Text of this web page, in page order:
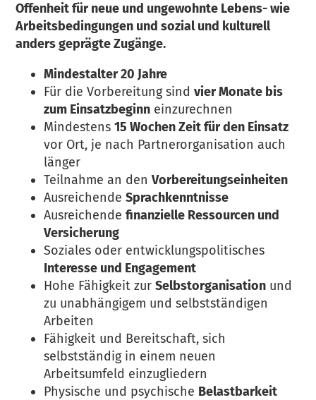
Offenheit für neue und ungewohnte Lebens- wie
Arbeitsbedingungen und sozial und kulturell
anders geprägte Zugänge.
Mindestalter 20 Jahre
Für die Vorbereitung sindvier Monate bis
zum Einsatzbeginn einzurechnen
Mindestens15 Wochen Zeit für den Einsatz
vor Ort, je nach Partnerorganisation auch
länger
Teilnahme an denVorbereitungseinheiten
AusreichendeSprachkenntnisse
Ausreichendefinanzielle Ressourcen und
Versicherung
Soziales oder entwicklungspolitisches
Interesse und Engagement
Hohe Fähigkeit zurSelbstorganisation und
zu unabhängigem und selbstständigen
Arbeiten
Fähigkeit und Bereitschaft, sich
selbstständig in einem neuen
Arbeitsumfeld einzugliedern
Physische und psychische Belastbarkeit